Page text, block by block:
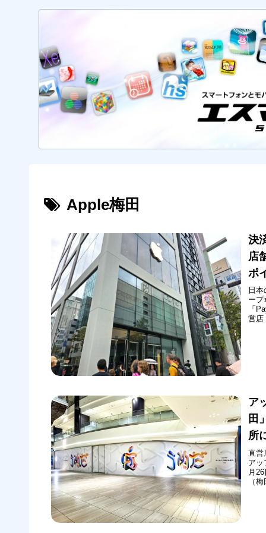
Apple梅田
決
店
ポ
日
ープ
「
営店
ア
田
所
直営
アッ
月
（